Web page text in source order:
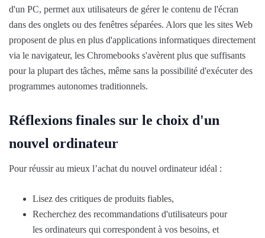
d'un PC, permet aux utilisateurs de gérer le contenu de l'écran
dans des onglets ou des fenêtres séparées. Alors que les sites Web
proposent de plus en plus d'applications informatiques directement
via le navigateur, les Chromebooks s'avèrent plus que suffisants
pour la plupart des tâches, même sans la possibilité d'exécuter des
programmes autonomes traditionnels.
Réflexions finales sur le choix d'un
nouvel ordinateur
Pour réussir au mieux l’achat du nouvel ordinateur idéal :
Lisez des critiques de produits fiables,
Recherchez des recommandations d'utilisateurs pour
les ordinateurs qui correspondent à vos besoins, et